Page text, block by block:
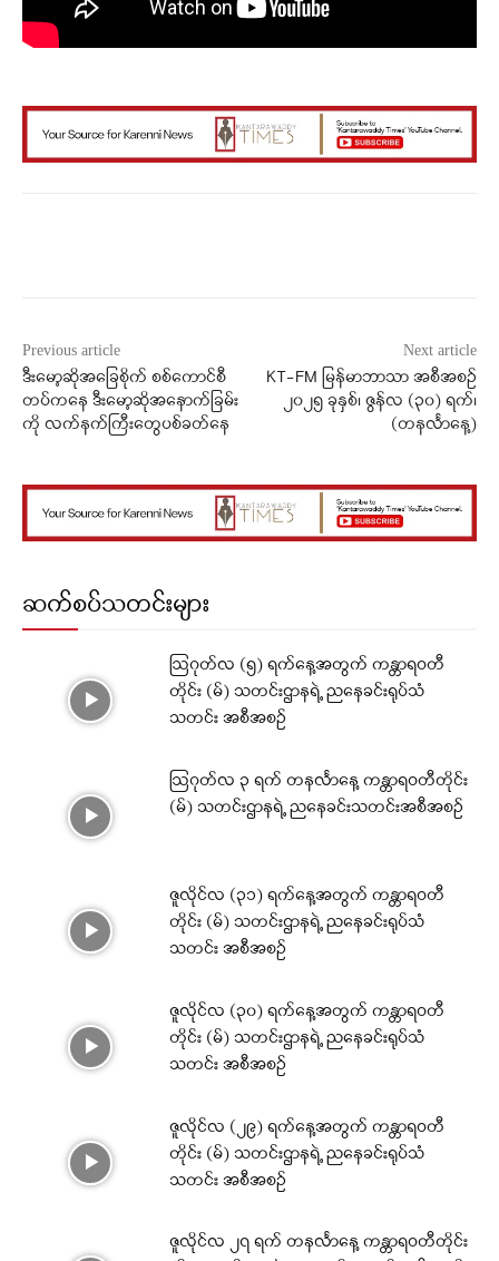
Previous article
ဒီးမော့ဆိုအခြေစိုက် စစ်ကောင်စီ
တပ်ကနေ ဒီးမော့ဆိုအနောက်ခြမ်း
ကို လက်နက်ကြီးတွေပစ်ခတ်နေ
Next article
KT-FM မြန်မာဘာသာ အစီအစဉ်
၂၀၂၅ ခုနှစ်၊ ဇွန်လ (၃၀) ရက်၊
(တနင်္လာနေ့)
ဆက်စပ်သတင်းများ
ဩဂုတ်လ (၅) ရက်နေ့အတွက် ကန္တာရဝတီ
တိုင်း (မ်) သတင်းဌာနရဲ့ ညနေခင်းရုပ်သံ
သတင်း အစီအစဉ်
ဩဂုတ်လ ၃ ရက် တနင်္လာနေ့ ကန္တာရဝတီတိုင်း
(မ်) သတင်းဌာနရဲ့ ညနေခင်းသတင်းအစီအစဉ်
ဇူလိုင်လ (၃၁) ရက်နေ့အတွက် ကန္တာရဝတီ
တိုင်း (မ်) သတင်းဌာနရဲ့ ညနေခင်းရုပ်သံ
သတင်း အစီအစဉ်
ဇူလိုင်လ (၃၀) ရက်နေ့အတွက် ကန္တာရဝတီ
တိုင်း (မ်) သတင်းဌာနရဲ့ ညနေခင်းရုပ်သံ
သတင်း အစီအစဉ်
ဇူလိုင်လ (၂၉) ရက်နေ့အတွက် ကန္တာရဝတီ
တိုင်း (မ်) သတင်းဌာနရဲ့ ညနေခင်းရုပ်သံ
သတင်း အစီအစဉ်
ဇူလိုင်လ ၂၇ ရက် တနင်္လာနေ့ ကန္တာရဝတီတိုင်း